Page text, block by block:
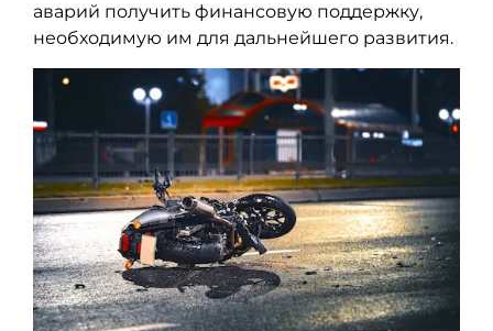
аварий получить финансовую поддержку,
необходимую им для дальнейшего развития.